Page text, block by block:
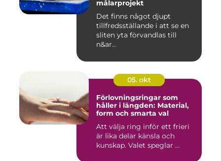
målarprojekt
Det finns något djupt
tillfredsställande i att se en
sliten yta förvandlas till
n&ar...
05. okt
Förlovningsringar som
håller i längden: Material,
form och smarta val
Att välja ring inför ett frieri
är lika delar känsla och
kunskap. Valet speglar ...